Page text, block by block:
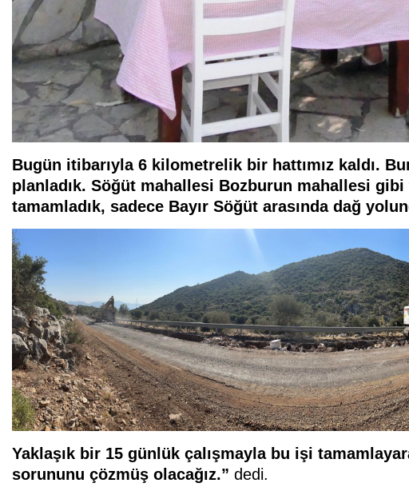
Bugün itibarıyla 6 kilometrelik bir hattımız kaldı.
planladık. Söğüt mahallesi Bozburun mahallesi
tamamladık, sadece Bayır Söğüt arasında dağ
Yaklaşık bir 15 günlük çalışmayla bu işi
sorununu çözmüş olacağız.” dedi.